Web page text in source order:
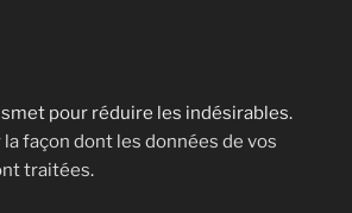
pour réduire les indésirables.
la façon dont les données de vos
traitées.